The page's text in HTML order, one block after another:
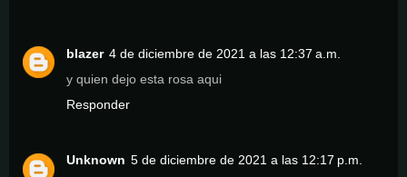
blazer 4 de diciembre de 2021 a las 12:37 a.m.
y quien dejo esta rosa aqui
Responder
Unknown 5 de diciembre de 2021 a las 12:17 p.m.